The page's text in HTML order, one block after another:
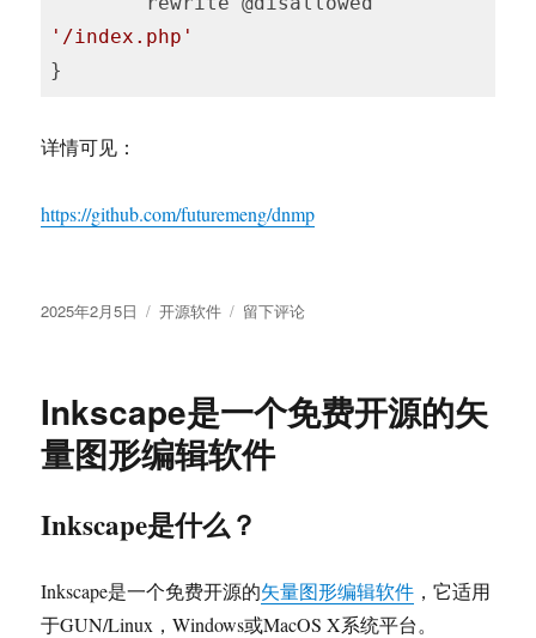
'/index.php'
}
详情可见：
https://github.com/futuremeng/dnmp
发
2025年2月5日
分
开源软件
于
署
wordpress
留下评论
Inkscape是一个免费开源的矢
量图形编辑软件
Inkscape是什么？
Inkscape是一个免费开源的矢量图形编辑软件 ，它适用
于GUN/Linux，Windows或MacOS X系统平台。